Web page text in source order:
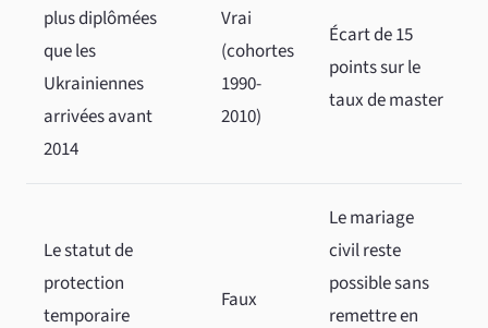
plus diplômées
que les
Ukrainiennes
arrivées avant
2014
Vrai
(cohortes
1990-
2010)
Écart de 15
points sur le
taux de master
Le statut de
protection
temporaire
Faux
Le mariage
civil reste
possible sans
remettre en